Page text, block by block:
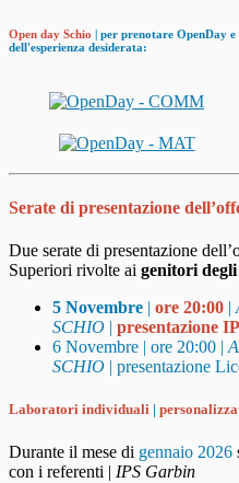
Open day Schio | per prenotare OpenDay
dell'esperienza desiderata:
Serate di presentazione
Due serate di presentazione
Superiori rivolte ai genitori
5 Novembre | ore 20:00 |
SCHIO | presentazione
6 Novembre | ore 20:00 |
SCHIO | presentazione
Laboratori individuali |
Durante il mese di gennaio 2026
con i referenti | IPS Garbin